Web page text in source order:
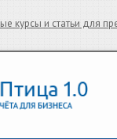
курсы и статьи для